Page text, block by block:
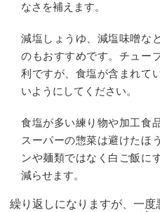
なさを補えます。
減塩しょうゆ、減塩味噌な
のもおすすめです。チュー
利ですが、食塩が含まれて
いようにしてください。
食塩が多い練り物や加工食
スーパーの惣菜は避けたほ
ンや麺類ではなく白ご飯に
減らせます。
繰り返しになりますが、一